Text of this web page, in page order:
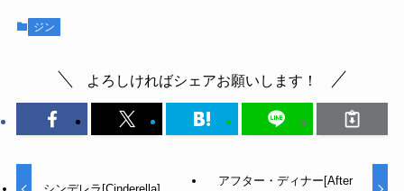
ジン
よろしければシェアお願いします！
アフター・ディナー[After